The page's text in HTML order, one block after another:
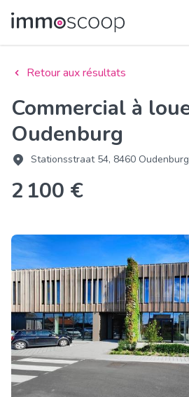
Retour aux résultats
Commercial à louer à
Oudenburg
Stationsstraat 54, 8460 Oudenburg
2 100 €